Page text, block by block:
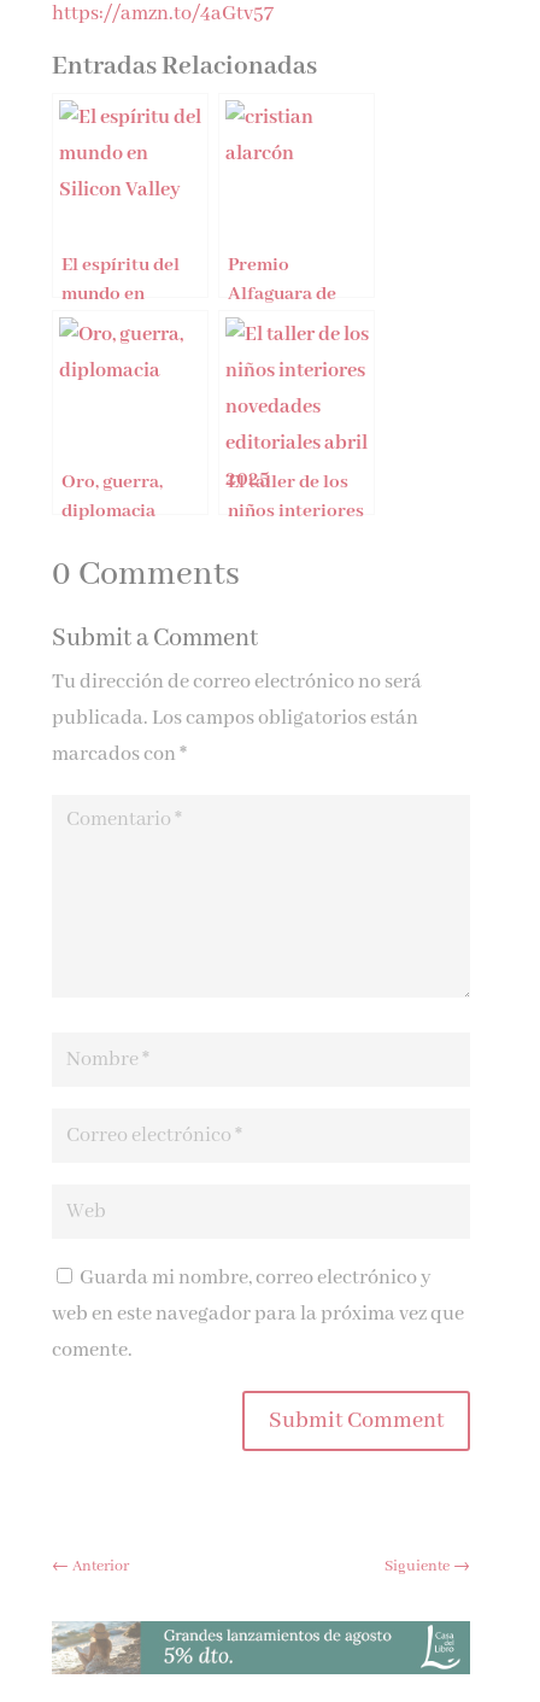
https://amzn.to/4aGtv57
Entradas Relacionadas
El espíritu del
mundo en
Silicon Valley
Premio
Alfaguara de
Novela 2022:
Oro, guerra,
diplomacia
El taller de los
niños interiores
0 Comments
Submit a Comment
Tu dirección de correo electrónico no será
publicada. Los campos obligatorios están
marcados con*
Guarda mi nombre, correo electrónico y
web en este navegador para la próxima vez que
comente.
Submit Comment
←Anterior Siguiente→